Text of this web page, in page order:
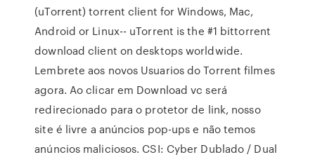
(uTorrent) torrent client for Windows, Mac,
Android or Linux-- uTorrent is the #1 bittorrent
download client on desktops worldwide.
Lembrete aos novos Usuarios do Torrent filmes
agora. Ao clicar em Download vc será
redirecionado para o protetor de link, nosso
site é livre a anúncios pop-ups e não temos
anúncios maliciosos. CSI: Cyber Dublado / Dual